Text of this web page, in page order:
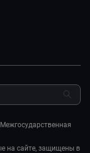
на сайте, защищены в